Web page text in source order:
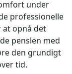
under
professionelle
at opnå det
penslen med
den grundigt
tid.